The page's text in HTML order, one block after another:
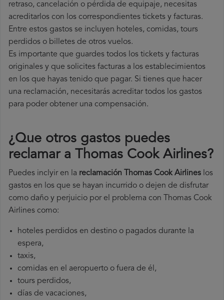
retraso, cancelación o pérdida de equipaje, necesitas
acreditarlos con los correspondientes tickets y facturas.
Entre estos gastos se incluyen hoteles, comidas, tours
perdidos o billetes de otros vuelos.
Es importante que guardes todos los tickets y facturas
originales y que solicites facturas a los establecimientos
en los que hayas tenido que pagar. Si tienes que hacer
una reclamación, necesitarás acreditar todos los gastos
para poder obtener una compensación.
¿Que otros gastos puedes
reclamar a Thomas Cook Airlines​?
Puedes inclyir en la reclamación Thomas Cook Airlines los
gastos en los que se hayan incurrido o dejen de disfrutar
como daño y perjuicio por el problema con Thomas Cook
Airlines como:
hoteles perdidos en destino o pagados durante la
espera,
taxis,
comidas en el aeropuerto o fuera de él,
tours perdidos,
días de vacaciones,